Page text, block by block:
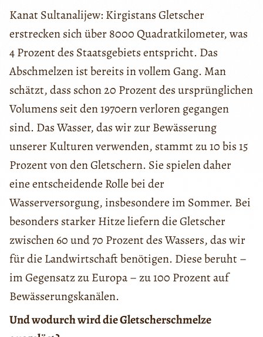
Kanat Sultanalijew: Kirgistans Gletscher
erstrecken sich über 8000 Quadratkilometer, was
4 Prozent des Staatsgebiets entspricht. Das
Abschmelzen ist bereits in vollem Gang. Man
schätzt, dass schon 20 Prozent des ursprünglichen
Volumens seit den 1970ern verloren gegangen
sind. Das Wasser, das wir zur Bewässerung
unserer Kulturen verwenden, stammt zu 10 bis 15
Prozent von den Gletschern. Sie spielen daher
eine entscheidende Rolle bei der
Wasserversorgung, insbesondere im Sommer. Bei
besonders starker Hitze liefern die Gletscher
zwischen 60 und 70 Prozent des Wassers, das wir
für die Landwirtschaft benötigen. Diese beruht –
im Gegensatz zu Europa – zu 100 Prozent auf
Bewässerungskanälen.
Und wodurch wird die Gletscherschmelze